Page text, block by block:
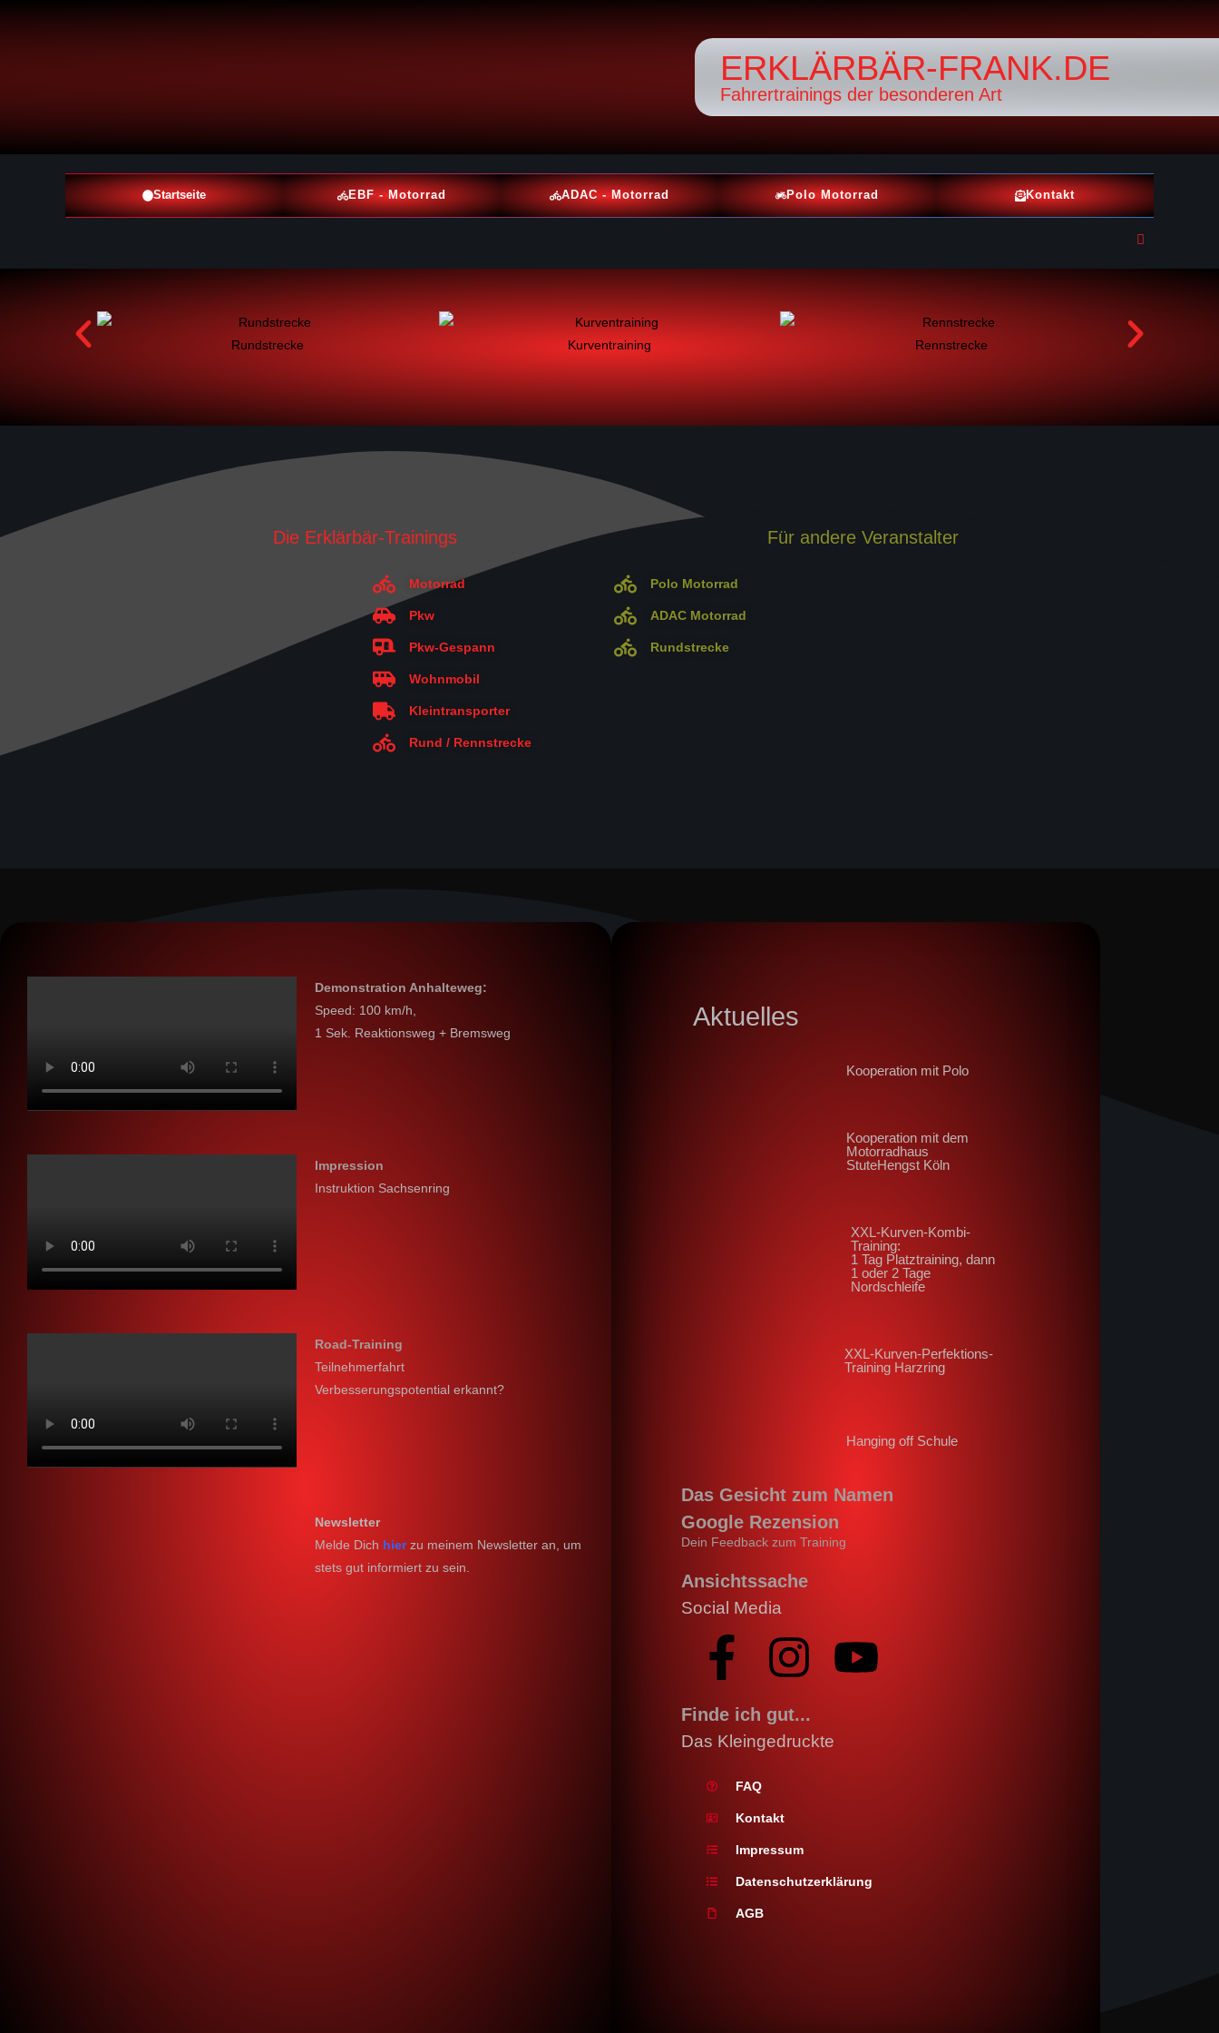
ERKLÄRBÄR-FRANK.DE
Fahrertrainings der besonderen Art
Startseite EBF - Motorrad ADAC - Motorrad Polo Motorrad Kontakt
Rundstrecke Kurventraining Rennstrecke
Die Erklärbär-Trainings Für andere Veranstalter
Motorrad
Pkw
Pkw-Gespann
Wohnmobil
Kleintransporter
Rund / Rennstrecke
Polo Motorrad
ADAC Motorrad
Rundstrecke
Demonstration Anhalteweg:
Speed: 100 km/h,
1 Sek. Reaktionsweg + Bremsweg
Impression
Instruktion Sachsenring
Road-Training
Teilnehmerfahrt
Verbesserungspotential erkannt?
Newsletter
Melde Dich hierzu meinem Newsletter an, um
stets gut informiert zu sein.
Aktuelles
Kooperation mit Polo
Kooperation mit dem
Motorradhaus
StuteHengst Köln
XXL-Kurven-Kombi-
Training:
1 Tag Platztraining, dann
1 oder 2 Tage
Nordschleife
XXL-Kurven-Perfektions-
Training Harzring
Hanging off Schule
Das Gesicht zum Namen
Google Rezension
Dein Feedback zum Training
Ansichtssache
Social Media
Finde ich gut...
Das Kleingedruckte
FAQ
Kontakt
Impressum
Datenschutzerklärung
AGB